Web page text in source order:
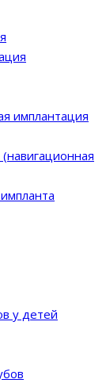
имплантация
у детей